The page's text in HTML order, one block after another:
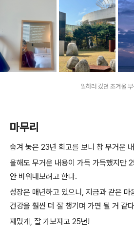
일하러 갔던 초겨울 부
마무리
숨겨 놓은 23년 회고를 보니 참 무거운
올해도 무거운 내용이 가득 가득했지만
안 비워내보려고 한다.
성장은 매년하고 있으니, 지금과 같은
건강을 훨씬 더 잘 챙기며 가면 될 거 같
재밌게, 잘 가보자고 25년!